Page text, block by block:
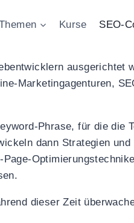
Kurse SEO-
ausgerichtet
Marketingagenturen,
Phrase, für die die
dann Strategien
dieser Zeit